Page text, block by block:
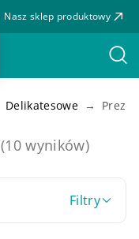
Nasz sklep produktowy
Delikatesowe
(10 wyników)
Filtry